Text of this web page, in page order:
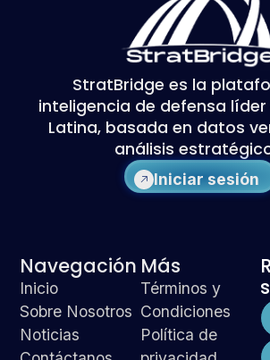
StratBridge es la
inteligencia de defensa
Latina, basada en datos
análisis
Iniciar sesión
Navegación
Inicio
Sobre Nosotros
Noticias
Más
Términos y
Condiciones
Política de